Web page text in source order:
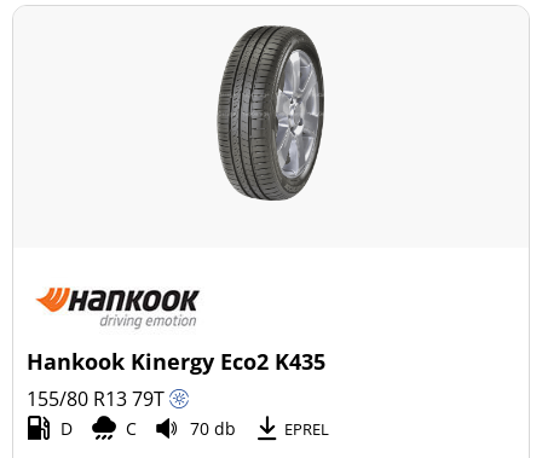
Hankook Kinergy Eco2 K435
155/80 R1379T
D C 70 db EPREL